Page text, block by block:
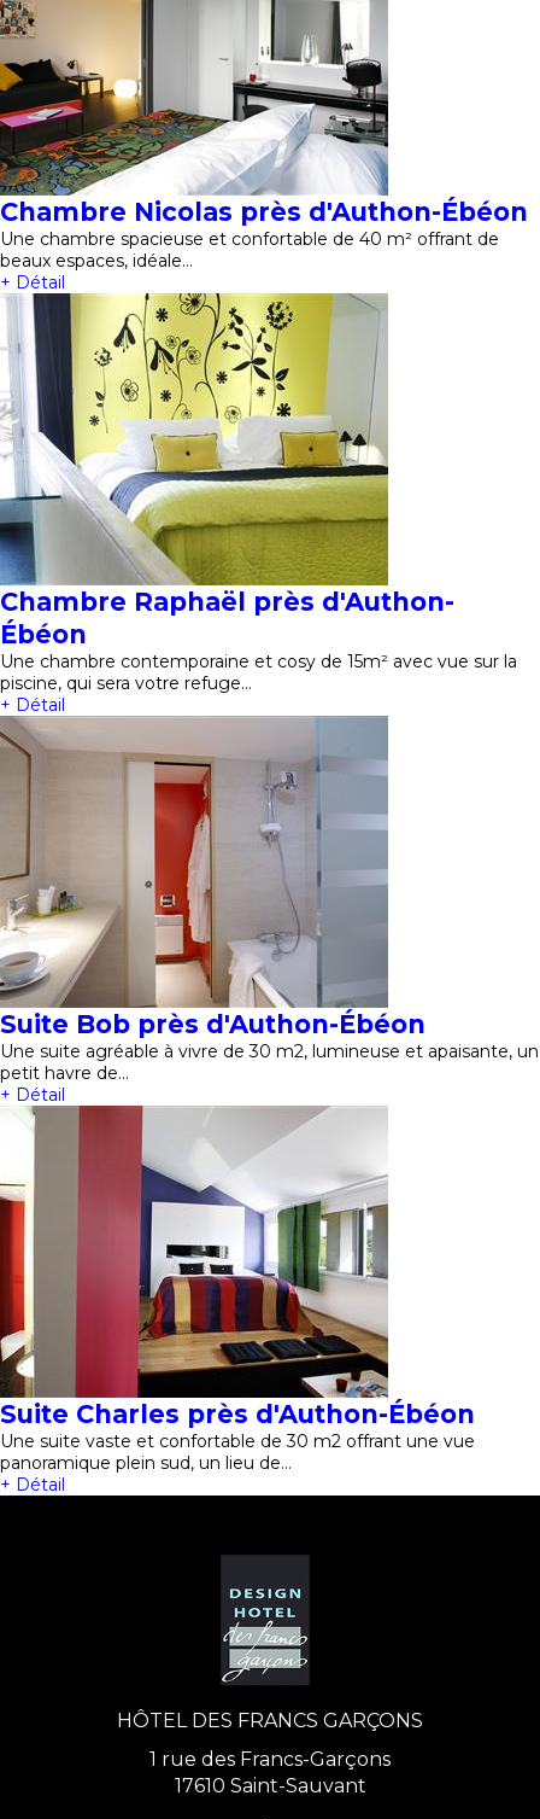
Chambre Nicolas près d'Authon-Ébéon
Une chambre spacieuse et confortable de 40 m² offrant de
beaux espaces, idéale…
+ Détail
Chambre Raphaël près d'Authon-
Ébéon
Une chambre contemporaine et cosy de 15m² avec vue sur la
piscine, qui sera votre refuge…
+ Détail
Suite Bob près d'Authon-Ébéon
Une suite agréable à vivre de 30 m2, lumineuse et apaisante, un
petit havre de…
+ Détail
Suite Charles près d'Authon-Ébéon
Une suite vaste et confortable de 30 m2 offrant une vue
panoramique plein sud, un lieu de…
+ Détail
HÔTEL DES FRANCS GARÇONS
1 rue des Francs-Garçons
17610 Saint-Sauvant